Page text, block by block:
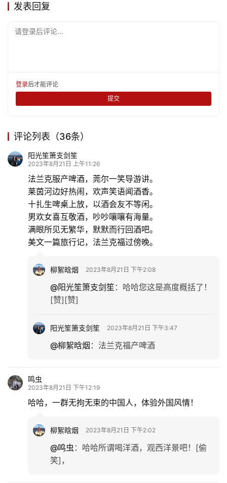
发表回复
请登录后评论...
登录后才能评论
提交
评论列表（36条）
阳光笙箫支剑笙
2023年8月21日 上午11:26
法兰克服产啤酒，莞尔一笑导游讲。
莱茵河边好热闹，欢声笑语闻酒香。
十扎生啤桌上放，以酒会友不等闲。
男欢女喜互敬酒，吵吵嚷嚷有海量。
满眼所见无繁华，默默而行回酒吧。
美文一篇旅行记，法兰克福过傍晚。
柳絮晗烟 2023年8月21日 下午2:08
@阳光笙箫支剑笙 ： 哈哈您这是高度概括了！
[赞][赞]
阳光笙箫支剑笙 2023年8月21日 下午3:47
@柳絮晗烟 ： 法兰克福产啤酒
鸣虫
2023年8月21日 下午12:19
哈哈，一群无拘无束的中国人，体验外国风情！
柳絮晗烟 2023年8月21日 下午2:02
@鸣虫 ： 哈哈所谓喝洋酒，观西洋景吧！[偷
笑]，